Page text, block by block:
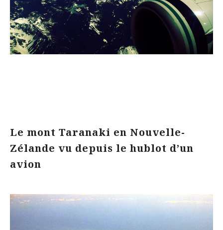
Le mont Taranaki en Nouvelle-
Zélande vu depuis le hublot d’un
avion